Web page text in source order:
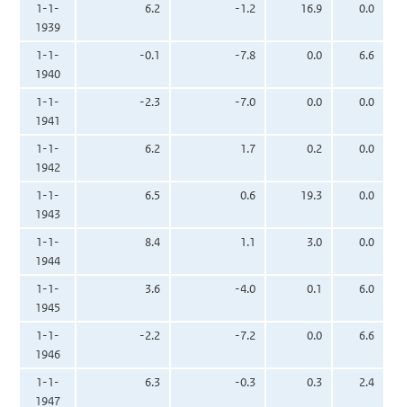
1-1-
1939
6.2 -1.2 16.9 0.0
1-1-
1940
-0.1 -7.8 0.0 6.6
1-1-
1941
-2.3 -7.0 0.0 0.0
1-1-
1942
6.2 1.7 0.2 0.0
1-1-
1943
6.5 0.6 19.3 0.0
1-1-
1944
8.4 1.1 3.0 0.0
1-1-
1945
3.6 -4.0 0.1 6.0
1-1-
1946
-2.2 -7.2 0.0 6.6
1-1-
1947
6.3 -0.3 0.3 2.4